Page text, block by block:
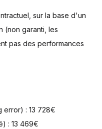
sur la base d'un
(non garanti, les
pas des performances
error) : 13 728€
: 13 469€